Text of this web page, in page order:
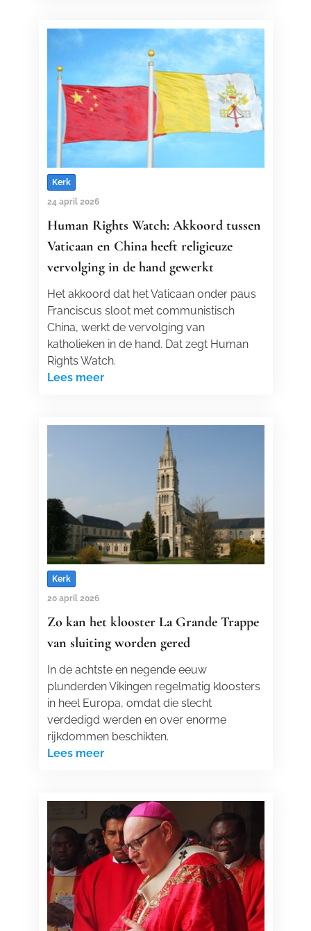
Kerk
24 april 2026
Human Rights Watch: Akkoord tussen
Vaticaan en China heeft religieuze
vervolging in de hand gewerkt
Het akkoord dat het Vaticaan onder paus
Franciscus sloot met communistisch
China, werkt de vervolging van
katholieken in de hand. Dat zegt Human
Rights Watch.
Lees meer
Kerk
20 april 2026
Zo kan het klooster La Grande Trappe
van sluiting worden gered
In de achtste en negende eeuw
plunderden Vikingen regelmatig kloosters
in heel Europa, omdat die slecht
verdedigd werden en over enorme
rijkdommen beschikten.
Lees meer